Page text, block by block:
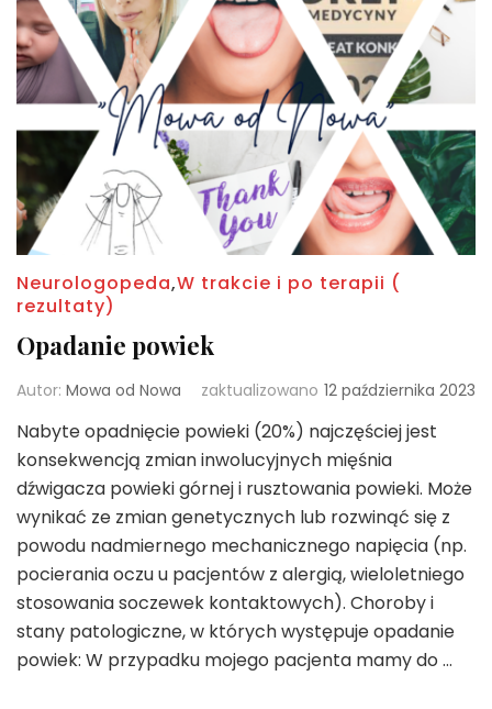
Neurologopeda,W trakcie i po terapii (
rezultaty)
Opadanie powiek
Autor: Mowa od Nowa zaktualizowano 12 października 2023
Nabyte opadnięcie powieki (20%) najczęściej jest
konsekwencją zmian inwolucyjnych mięśnia
dźwigacza powieki górnej i rusztowania powieki. Może
wynikać ze zmian genetycznych lub rozwinąć się z
powodu nadmiernego mechanicznego napięcia (np.
pocierania oczu u pacjentów z alergią, wieloletniego
stosowania soczewek kontaktowych). Choroby i
stany patologiczne, w których występuje opadanie
powiek: W przypadku mojego pacjenta mamy do …